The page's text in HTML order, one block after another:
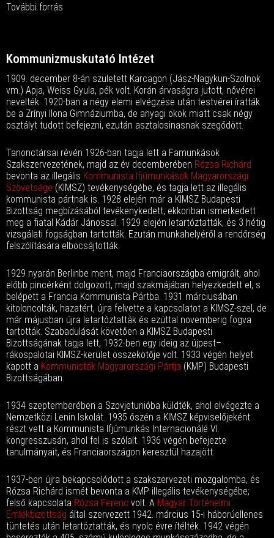
További forrás
Kommunizmuskutató Intézet
1909. december 8-án született Karcagon (Jász-Nagykun-Szolnok
vm.) Apja, Weiss Gyula, pék volt. Korán árvaságra jutott, nővérei
nevelték. 1920-ban a négy elemi elvégzése után testvérei íratták
be a Zrínyi Ilona Gimnáziumba, de anyagi okok miatt csak négy
osztályt tudott befejezni, ezután asztalosinasnak szegődött.
Tanonctársai révén 1926-ban tagja lett a Famunkások
Szakszervezetének, majd az év decemberében Rózsa Richárd
bevonta az illegális Kommunista Ifjúmunkások Magyarországi
Szövetsége (KIMSZ) tevékenységébe, és tagja lett az illegális
kommunista pártnak is. 1928 elején már a KIMSZ Budapesti
Bizottság megbízásából tevékenykedett; ekkoriban ismerkedett
meg a fiatal Kádár Jánossal. 1929 elején letartóztatták, és 3 hétig
vizsgálati fogságban tartották. Ezután munkahelyéről a rendőrség
felszólítására elbocsájtották.
1929 nyarán Berlinbe ment, majd Franciaországba emigrált, ahol
előbb pincérként dolgozott, majd szakmájában helyezkedett el, s
belépett a Francia Kommunista Pártba. 1931 márciusában
kitoloncolták, hazatért, újra felvette a kapcsolatot a KIMSZ-szel, de
már májusban újra letartóztatták és ezúttal novemberig fogva
tartották. Szabadulását követően a KIMSZ Budapesti
Bizottságának tagja lett, 1932-ben egy ideig az újpest–
rákospalotai KIMSZ-kerület összekötője volt. 1933 végén helyet
kapott a Kommunisták Magyarországi Pártja (KMP) Budapesti
Bizottságában.
1934 szeptemberében a Szovjetunióba küldték, ahol elvégezte a
Nemzetközi Lenin Iskolát. 1935 őszén a KIMSZ képviselőjeként
részt vett a Kommunista Ifjúmunkás Internacionálé VI.
kongresszusán, ahol fel is szólalt. 1936 végén befejezte
tanulmányait, és Franciaországon keresztül hazajött.
1937-ben újra bekapcsolódott a szakszervezeti mozgalomba, és
Rózsa Richárd ismét bevonta a KMP illegális tevékenységébe;
felső kapcsolata Rózsa Ferenc volt. A Magyar Történelmi
Emlékbizottság által szervezett 1942. március 15-i háborúellenes
tüntetés után letartóztatták, és nyolc évre ítélték. 1942 végén